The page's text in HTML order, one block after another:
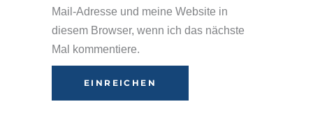
Mail-Adresse und meine Website in
diesem Browser, wenn ich das nächste
Mal kommentiere.